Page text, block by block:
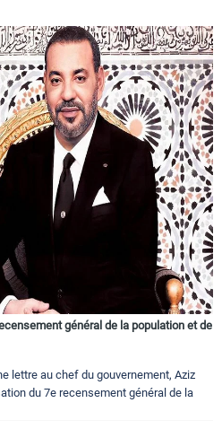
général de la population et de
lettre au chef du gouvernement, Aziz
du 7e recensement général de la